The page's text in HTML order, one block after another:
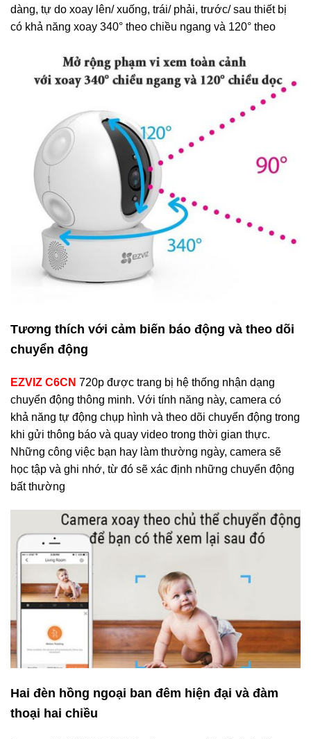
dàng, tự do xoay lên/ xuống, trái/ phải, trước/ sau thiết bị
có khả năng xoay 340° theo chiều ngang và 120° theo
Tương thích với cảm biến báo động và theo dõi
chuyển động
EZVIZ C6CN 720p được trang bị hệ thống nhận dạng
chuyển động thông minh. Với tính năng này, camera có
khả năng tự động chụp hình và theo dõi chuyển động trong
khi gửi thông báo và quay video trong thời gian thực.
Những công việc bạn hay làm thường ngày, camera sẽ
học tập và ghi nhớ, từ đó sẽ xác định những chuyển động
bất thường
Hai đèn hồng ngoại ban đêm hiện đại và đàm
thoại hai chiều